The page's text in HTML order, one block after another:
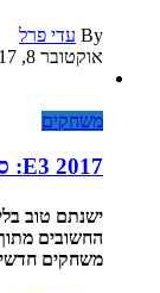
By עדי פרל
אוקטובר 8, 2017
משחקים
E3 2017: סיכום המצגת של EA
ישנתם טוב
משחקים